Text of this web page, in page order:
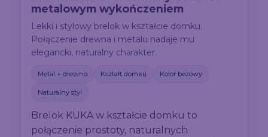
metalowym wykończeniem
Lekki i stylowy brelok w kształcie domku.
Połączenie drewna i metalu nadaje mu
elegancki, naturalny charakter.
Metal + drewno Kształt domku Kolor beżowy
Naturalny styl
Brelok KUKA w kształcie domku to
połączenie prostoty, naturalnych